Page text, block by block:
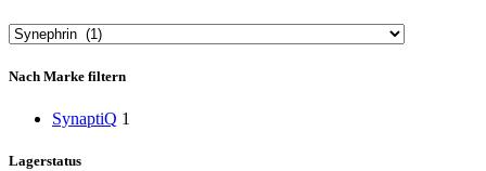
Nach Marke filtern
SynaptiQ 1
Lagerstatus